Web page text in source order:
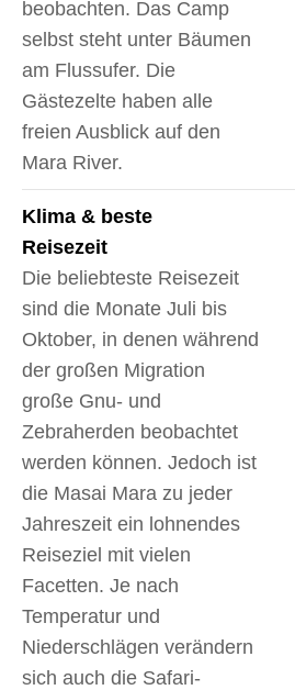
beobachten. Das Camp
selbst steht unter Bäumen
am Flussufer. Die
Gästezelte haben alle
freien Ausblick auf den
Mara River.
Klima & beste
Reisezeit
Die beliebteste Reisezeit
sind die Monate Juli bis
Oktober, in denen während
der großen Migration
große Gnu- und
Zebraherden beobachtet
werden können. Jedoch ist
die Masai Mara zu jeder
Jahreszeit ein lohnendes
Reiseziel mit vielen
Facetten. Je nach
Temperatur und
Niederschlägen verändern
sich auch die Safari-